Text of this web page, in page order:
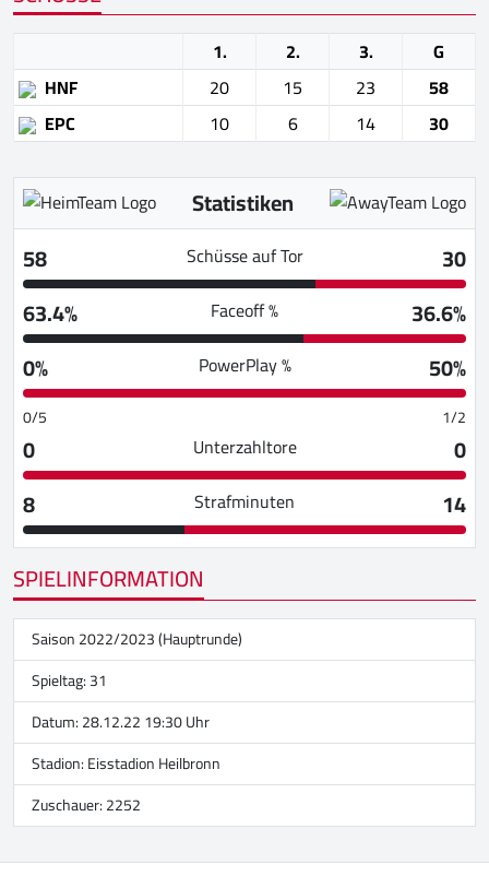
1. 2. 3.
G
HNF
20 15 23
58
EPC
10 6 14 30
Statistiken
58
Schüsse auf Tor
30
63.4%
Faceoff %
36.6%
0%
PowerPlay % 50%
0/5 1/2
0 Unterzahltore
0
8
Strafminuten
14
SPIELINFORMATION
Saison 2022/2023 (Hauptrunde)
Spieltag: 31
Datum: 28.12.22 19:30 Uhr
Stadion:Eisstadion Heilbronn
Zuschauer: 2252